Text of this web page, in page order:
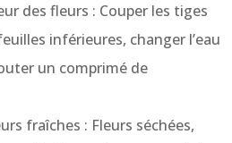
des fleurs : Couper les tiges
inférieures, changer l’eau
un comprimé de
fraîches : Fleurs séchées,